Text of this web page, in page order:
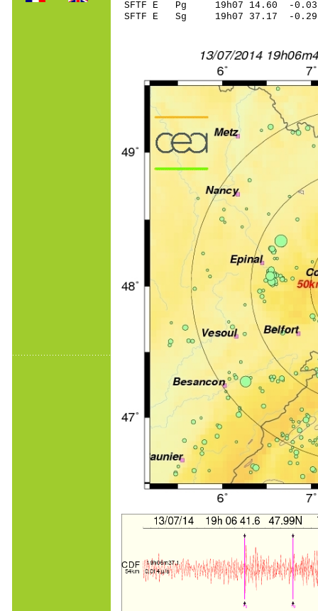
SFTF E Pg 19h07 14.60 -0.03
SFTF E Sg 19h07 37.17 -